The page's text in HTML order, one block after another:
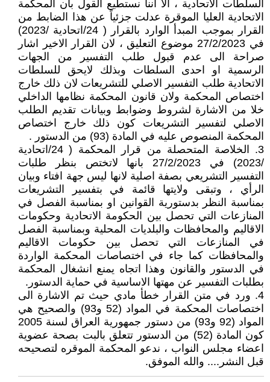
السلطات الاتحادية ، الا اننا نستطيع القول بان المحكمة
الاتحادية العليا الموقرة عدلت جزئياً عن هذا الضابط من
القرار بموجب المبدأ الوارد بالقرار ( 24/اتحادية /2023)
في 27/2/2023 موضوع التعليق ، لان القرار الاخير اشار
صراحة الى عدم قبول طلب التفسير من الجهات
الرسمية او احدى السلطات وبذلك لايحق للسلطات
الاتحادية طلب التفسير الاصلي للتشريعات لان ذلك خارج
اختصاص المحكمة ولان قانون المحكمة نظامها الداخلي
خلا من الاشارة لشروط وضوابط وبيانات تقديم الطلب
الاصلي لتفسير التشريعات كون ذلك خارج اختصاص
المحكمة المنصوص عليه في المادة (93) من الدستور .
3. الخلاصة المتحصلة من قرار المحكمة ( 24/اتحادية
/2023) في 27/2/2023 بانها لاتختص بنظر طلبات
التفسير التشريعي بصفة اصلية لانها ليس جهة افتاء وبيان
الرأي ، وتبقى ولايتها قائمة في بتفسير التشريعات
بمناسبة النظر بدستورية القوانين او بمناسبة الفصل في
المنازعات التي تحصل بين الحكومة الاتحادية وحكومات
الاقاليم والمحافظات والبلديات المحلية وبمناسبة الفصل
في المنازعات التي تحصل بين حكومات الاقاليم
والمحافظات كما جاء في اختصاصات المحكمة الواردة
في الدستور والقانون وهذا اتجاه يمنع انشغال المحكمة
بطلبات التفسير عن مهتها الاساسية في حماية الدستور.
4. ورد في متن القرار خطأ مادي حيث تم الاشارة الى
اختصاصات المحكمة في المواد (52 و93) والصحيح هي
المواد (92 و93) من دستور جمهورية العراق لسنة 2005
كون المادة (52) من الدستور تتعلق بالبت بصحة عضوية
اعضاء مجلس النواب ، ندعو المحكمة الموقره لتصحيحه
قبل النشر.... والله الموفق.